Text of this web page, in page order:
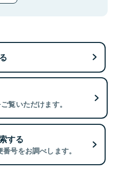
覧いただけます。
する
号をお調べします。